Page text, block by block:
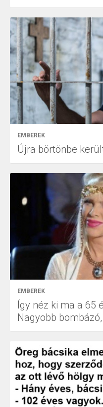
EMBEREK
Újra börtönbe
EMBEREK
Így néz ki ma a 65
Nagyobb